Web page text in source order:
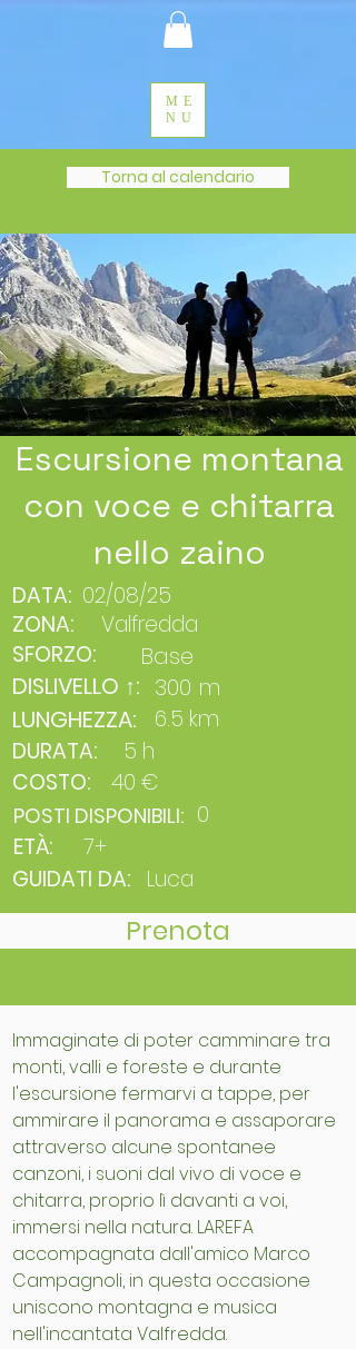
ME
NU
Torna al calendario
Escursione montana
con voce e chitarra
nello zaino
DATA: 02/08/25
ZONA:
Valfredda
SFORZO:
Base
DISLIVELLO ↑: 300 m
LUNGHEZZA:
6.5 km
DURATA:
5 h
40 €
COSTO:
0
POSTI DISPONIBILI:
ETÀ:
7+
GUIDATI DA: Luca
Prenota
Immaginate di poter camminare tra
monti, valli e foreste e durante
l'escursione fermarvi a tappe, per
ammirare il panorama e assaporare
attraverso alcune spontanee
canzoni, i suoni dal vivo di voce e
chitarra, proprio lì davanti a voi,
immersi nella natura. LAREFA
accompagnata dall'amico Marco
Campagnoli, in questa occasione
uniscono montagna e musica
nell'incantata Valfredda.